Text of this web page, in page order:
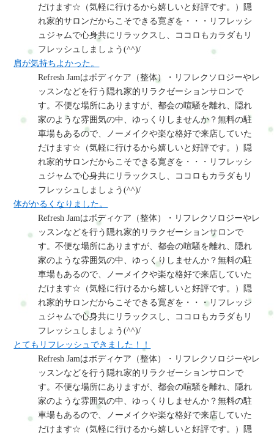
だけます☆（気軽に行けるから嬉しいと好評です。）隠
れ家的サロンだからこそできる寛ぎを・・・リフレッシ
ュジャムで心身共にリラックスし、ココロもカラダもリ
フレッシュしましょう(^^)/
肩が気持ちよかった。
Refresh Jamはボディケア（整体）・リフレクソロジーやレ
ッスンなどを行う隠れ家的リラクゼーションサロンで
す。不便な場所にありますが、都会の喧騒を離れ、隠れ
家のような雰囲気の中、ゆっくりしませんか？無料の駐
車場もあるので、ノーメイクや楽な格好で来店していた
だけます☆（気軽に行けるから嬉しいと好評です。）隠
れ家的サロンだからこそできる寛ぎを・・・リフレッシ
ュジャムで心身共にリラックスし、ココロもカラダもリ
フレッシュしましょう(^^)/
体がかるくなりました。
Refresh Jamはボディケア（整体）・リフレクソロジーやレ
ッスンなどを行う隠れ家的リラクゼーションサロンで
す。不便な場所にありますが、都会の喧騒を離れ、隠れ
家のような雰囲気の中、ゆっくりしませんか？無料の駐
車場もあるので、ノーメイクや楽な格好で来店していた
だけます☆（気軽に行けるから嬉しいと好評です。）隠
れ家的サロンだからこそできる寛ぎを・・・リフレッシ
ュジャムで心身共にリラックスし、ココロもカラダもリ
フレッシュしましょう(^^)/
とてもリフレッシュできました！！
Refresh Jamはボディケア（整体）・リフレクソロジーやレ
ッスンなどを行う隠れ家的リラクゼーションサロンで
す。不便な場所にありますが、都会の喧騒を離れ、隠れ
家のような雰囲気の中、ゆっくりしませんか？無料の駐
車場もあるので、ノーメイクや楽な格好で来店していた
だけます☆（気軽に行けるから嬉しいと好評です。）隠